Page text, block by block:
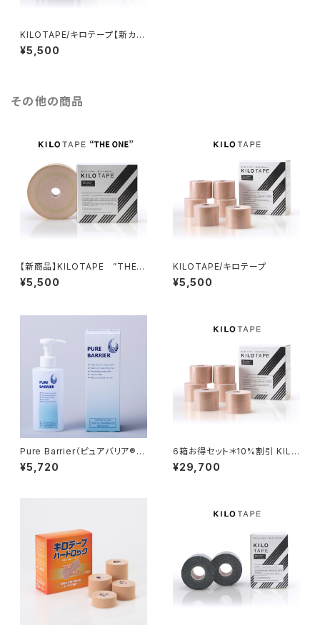
KILOTAPE/キロテープ【新カラ
ー：ブラック】
¥5,500
その他の商品
【新商品】KILOTAPE ”THE O
NE" 5cm×30m（1巻入り業務
用のみ）
¥5,500
KILOTAPE/キロテープ
¥5,500
Pure Barrier（ピュアバリア®）
185g【パッケージリニューア
ル+増量】
¥5,720
6箱お得セット＊10%割引 KILO
TAPE/キロテープ
¥29,700